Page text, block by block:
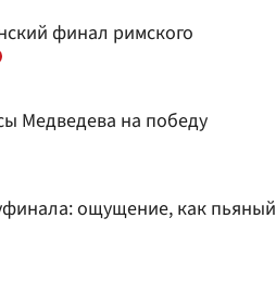
финал римского
Медведева на победу
ощущение, как пьяный